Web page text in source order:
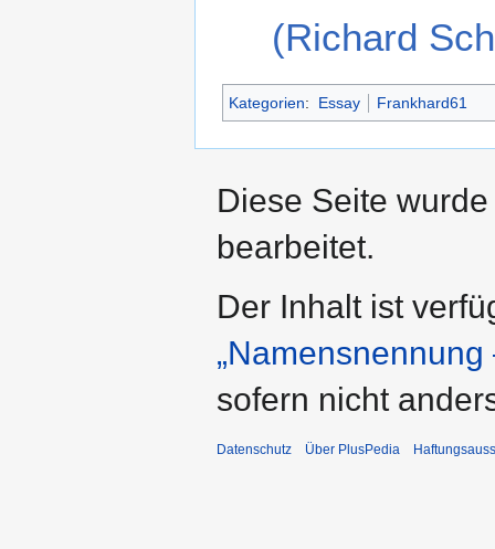
(Richard
Kategorien: Essay Frankhard61
Diese Seite
bearbeitet.
Der Inhalt ist
sofern nicht
Datenschutz Über PlusPedia